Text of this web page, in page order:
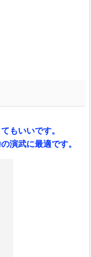
もいいです。
演武に最適です。